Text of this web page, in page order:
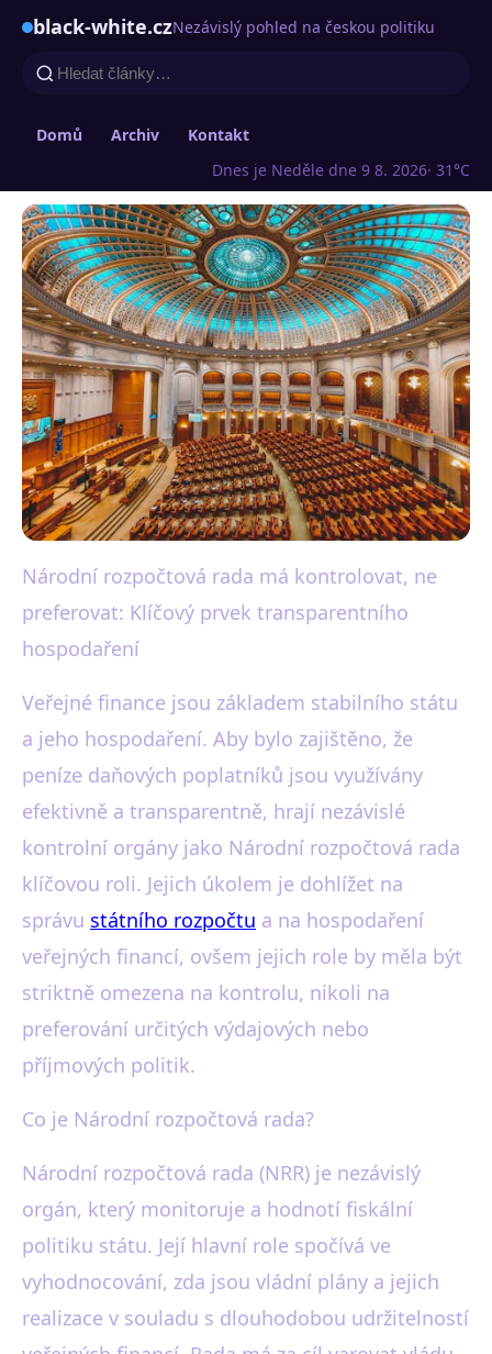
black-white.czNezávislý pohled na českou politiku
Domů Archiv
Kontakt
Dnes je Neděle dne 9 8. 2026· 31°C
black-white.cz
Jak Národní rozpočtová rada
chrání veřejné finance?
27. 7. 2025· 4 min čtení · Autor: Martin Černý
Národní rozpočtová rada má kontrolovat, ne
preferovat: Klíčový prvek transparentního
hospodaření
Veřejné finance jsou základem stabilního státu
a jeho hospodaření. Aby bylo zajištěno, že
peníze daňových poplatníků jsou využívány
efektivně a transparentně, hrají nezávislé
kontrolní orgány jako Národní rozpočtová rada
klíčovou roli. Jejich úkolem je dohlížet na
správu státního rozpočtu a na hospodaření
veřejných financí, ovšem jejich role by měla být
striktně omezena na kontrolu, nikoli na
preferování určitých výdajových nebo
příjmových politik.
Co je Národní rozpočtová rada?
Národní rozpočtová rada (NRR) je nezávislý
orgán, který monitoruje a hodnotí fiskální
politiku státu. Její hlavní role spočívá ve
vyhodnocování, zda jsou vládní plány a jejich
realizace v souladu s dlouhodobou udržitelností